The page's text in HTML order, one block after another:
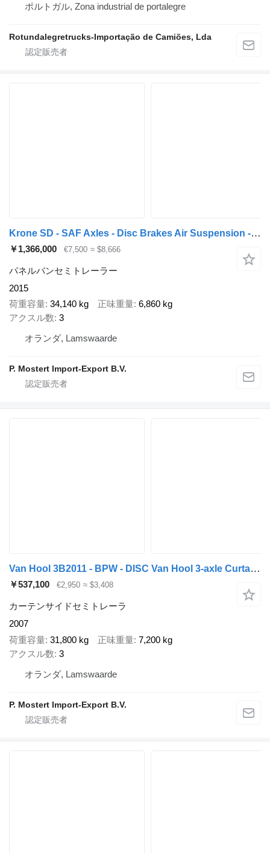
ポルトガル, Zona industrial de portalegre
Rotundalegretrucks-Importação de Camiões, Lda
Krone SD - SAF Axles - Disc Brakes Air Suspension - Aluminium Side Pan
￥1,366,000 €7,500 ≈ $8,666
パネルバンセミトレーラー
2015
荷重容量 34,140 kg 正味重量 6,860 kg
アクスル数 3
オランダ, Lamswaarde
P. Mostert Import-Export B.V.
Van Hool 3B2011 - BPW - DISC Van Hool 3-axle Curtainside Trailer - BPW -
￥537,100 €2,950 ≈ $3,408
カーテンサイドセミトレーラ
2007
荷重容量 31,800 kg 正味重量 7,200 kg
アクスル数 3
オランダ, Lamswaarde
P. Mostert Import-Export B.V.